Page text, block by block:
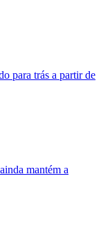
para trás a partir de
mantém a